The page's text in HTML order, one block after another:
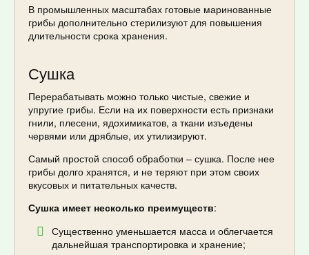
В промышленных масштабах готовые маринованные
грибы дополнительно стерилизуют для повышения
длительности срока хранения.
Сушка
Перерабатывать можно только чистые, свежие и
упругие грибы. Если на их поверхности есть признаки
гнили, плесени, ядохимикатов, а ткани изъедены
червями или дряблые, их утилизируют.
Самый простой способ обработки – сушка. После нее
грибы долго хранятся, и не теряют при этом своих
вкусовых и питательных качеств.
Сушка имеет несколько преимуществ:
Существенно уменьшается масса и облегчается
дальнейшая транспортировка и хранение;